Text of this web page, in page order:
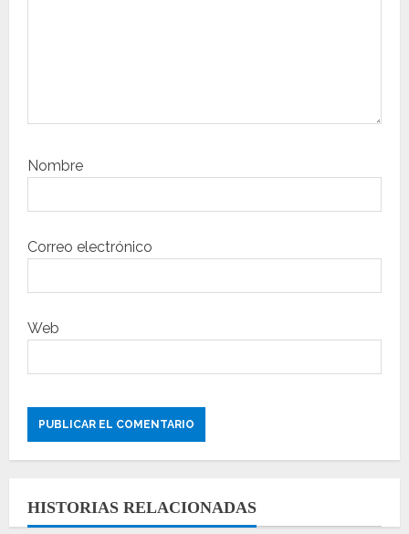
s
Nombre
Correo electrónico
Web
HISTORIAS RELACIONADAS